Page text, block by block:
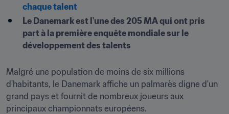
chaque talent
Le Danemark est l'une des 205 MA qui ont pris
part à la première enquête mondiale sur le
développement des talents
Malgré une population de moins de six millions
d'habitants, le Danemark affiche un palmarès digne d'un
grand pays et fournit de nombreux joueurs aux
principaux championnats européens.